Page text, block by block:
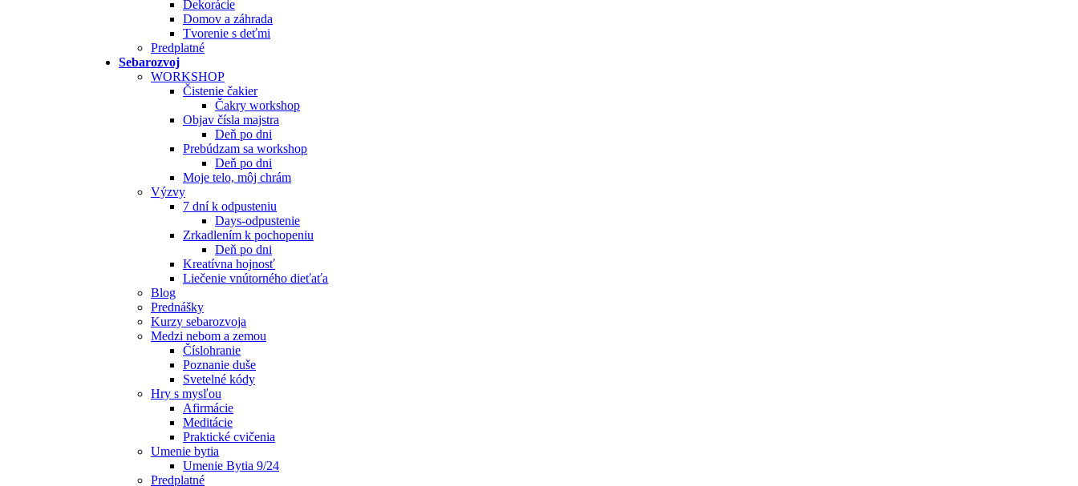
Dekorácie
Domov a záhrada
Tvorenie s deťmi
Predplatné
Sebarozvoj
WORKSHOP
Čistenie čakier
Čakry workshop
Objav čísla majstra
Deň po dni
Prebúdzam sa workshop
Deň po dni
Moje telo, môj chrám
Výzvy
7 dní k odpusteniu
Days-odpustenie
Zrkadlením k pochopeniu
Deň po dni
Kreatívna hojnosť
Liečenie vnútorného dieťaťa
Blog
Prednášky
Kurzy sebarozvoja
Medzi nebom a zemou
Číslohranie
Poznanie duše
Svetelné kódy
Hry s mysľou
Afirmácie
Meditácie
Praktické cvičenia
Umenie bytia
Umenie Bytia 9/24
Predplatné